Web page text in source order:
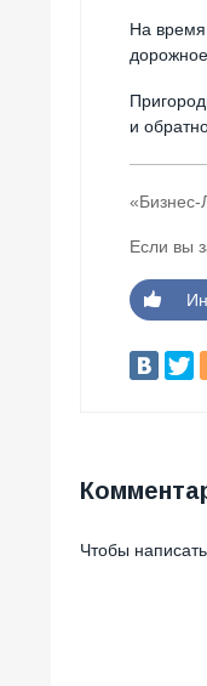
На время
и
«Бизнес-
Если вы
Чтобы